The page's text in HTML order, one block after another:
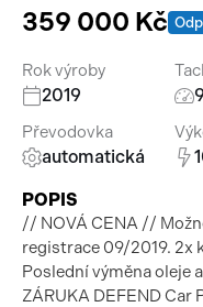
359 000 Kč
Rok výroby
2019
Převodovka
automatická
POPIS
// NOVÁ CENA //
registrace 09/2019. 2x
Poslední výměna
ZÁRUKA DEFEND Car